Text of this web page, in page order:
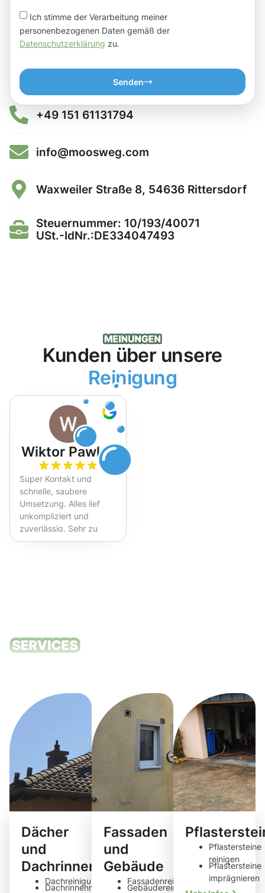
Ich stimme der Verarbeitung meiner
personenbezogenen Daten gemäß der
Datenschutzerklärung zu.
Senden
+49 151 61131794
info@moosweg.com
Waxweiler Straße 8, 54636 Rittersdorf
Steuernummer: 10/193/40071
USt.-IdNr.:DE334047493
Kunden über unsere
Reinigung
Wiktor Pawlak
Super Kontakt und
schnelle, saubere
Umsetzung. Alles lief
unkompliziert und
zuverlässig. Sehr zu
empfehlen!
Dächer
und
Dachrinnen
Dachreinigung
Dachrinnenreinigung
Fassaden
und
Gebäude
Fassadenreinigung
Gebäudereinigung
Pflastersteine
reinigen
Pflastersteine
imprägnieren